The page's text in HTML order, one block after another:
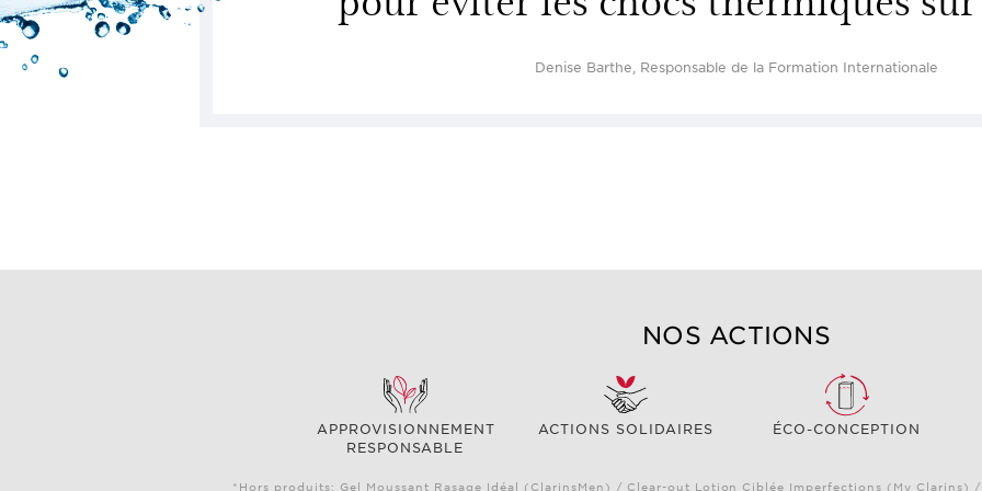
Denise Barthe, Responsable de la Formation Internationale
NOS ACTIONS
APPROVISIONNEMENT
RESPONSABLE
ACTIONS SOLIDAIRES ÉCO-CONCEPTION
*Hors produits: Gel Moussant Rasage Idéal (ClarinsMen) / Clear-out Lotion Ciblée Imperfections (My Clarins)